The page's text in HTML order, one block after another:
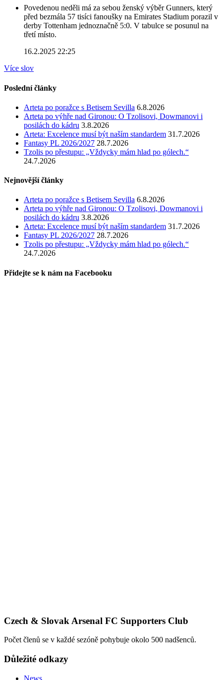
Povedenou neděli má za sebou ženský výběr Gunners, který
před bezmála 57 tisíci fanoušky na Emirates Stadium porazil v
derby Tottenham jednoznačně 5:0. V tabulce se posunul na
třetí místo.
16.2.2025 22:25
Více slov
Poslední články
Arteta po poražce s Betisem Sevilla 6.8.2026
Arteta po výhře nad Gironou: O Tzolisovi, Dowmanovi i
posilách do kádru 3.8.2026
Arteta: Excelence musí být naším standardem 31.7.2026
Fantasy PL 2026/2027 28.7.2026
Tzolis po přestupu: „Vždycky mám hlad po gólech.“
24.7.2026
Nejnovější články
Arteta po poražce s Betisem Sevilla 6.8.2026
Arteta po výhře nad Gironou: O Tzolisovi, Dowmanovi i
posilách do kádru 3.8.2026
Arteta: Excelence musí být naším standardem 31.7.2026
Fantasy PL 2026/2027 28.7.2026
Tzolis po přestupu: „Vždycky mám hlad po gólech.“
24.7.2026
Přidejte se k nám na Facebooku
Czech & Slovak Arsenal FC Supporters Club
Počet členů se v každé sezóně pohybuje okolo 500 nadšenců.
Důležité odkazy
News